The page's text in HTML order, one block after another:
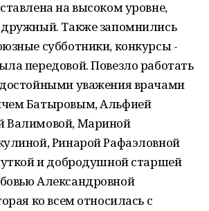
на высоком уровне,
Также запомнились
субботники, конкурсы -
передовой. Повезло работать
уважения врачами
Батыровым, Альфией
Валимовой, Мариной
Ринарой Рафаэловной
и добродушной старшей
Александровной
ко всем относилась с